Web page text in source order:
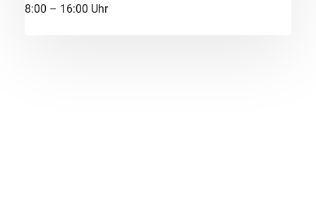
8:00 – 16:00 Uhr